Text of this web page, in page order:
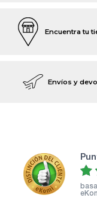
Encuentra tu
Envíos y